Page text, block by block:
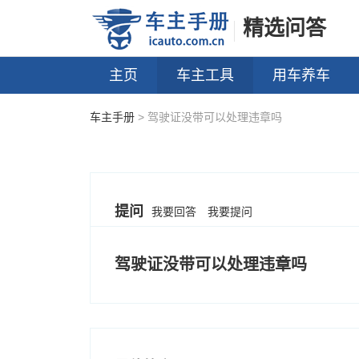
精选问答
主页 车主工具 用车养车
车主手册 > 驾驶证没带可以处理违章吗
提问 我要回答 我要提问
驾驶证没带可以处理违章吗